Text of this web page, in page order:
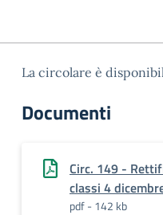
La circolare è
Documenti
Circ. 149 -
classi 4
pdf - 142 kb